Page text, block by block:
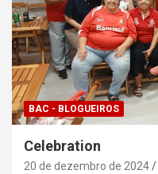
BAC - BLOGUEIROS
Celebration
20 de dezembro de 2024